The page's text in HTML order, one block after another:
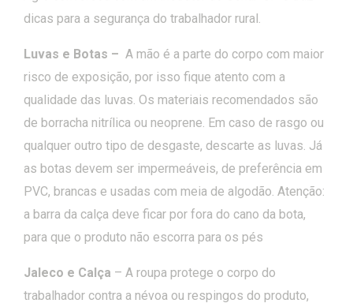
dicas para a segurança do trabalhador rural.
Luvas e Botas – A mão é a parte do corpo com maior
risco de exposição, por isso fique atento com a
qualidade das luvas. Os materiais recomendados são
de borracha nitrílica ou neoprene. Em caso de rasgo ou
qualquer outro tipo de desgaste, descarte as luvas. Já
as botas devem ser impermeáveis, de preferência em
PVC, brancas e usadas com meia de algodão. Atenção:
a barra da calça deve ficar por fora do cano da bota,
para que o produto não escorra para os pés
Jaleco e Calça – A roupa protege o corpo do
trabalhador contra a névoa ou respingos do produto,